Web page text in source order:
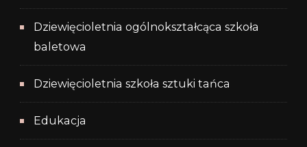
Dziewięcioletnia ogólnokształcąca szkoła
baletowa
Dziewięcioletnia szkoła sztuki tańca
Edukacja